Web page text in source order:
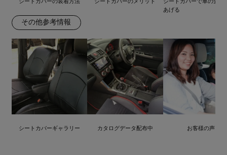
あげる
その他参考情報
シートカバーギャラリー カタログデータ配布中 お客様の声